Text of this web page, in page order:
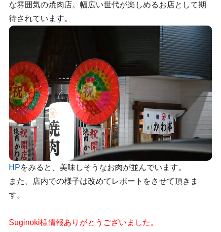
な雰囲気の焼肉店。幅広い世代が楽しめるお店として期
待されています。
HPをみると、美味しそうなお肉が並んでいます。
また、店内での様子は改めてレポートをさせて頂きま
す。
Suginoki様情報ありがとうございました。